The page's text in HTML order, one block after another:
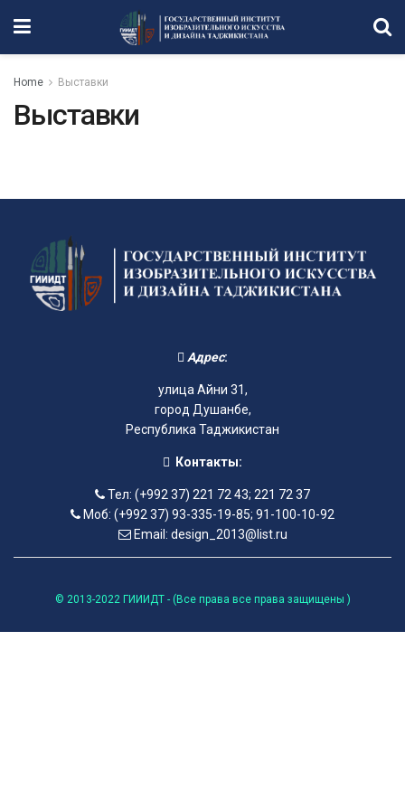
Home Выставки
Выставки
Адрес:
улица Айни 31,
город Душанбе,
Республика Таджикистан
Контакты:
Тел: (+992 37) 221 72 43; 221 72 37
Моб: (+992 37) 93-335-19-85; 91-100-10-92
Email: design_2013@list.ru
© 2013-2022 ГИИИДТ - (Все права все права защищены )